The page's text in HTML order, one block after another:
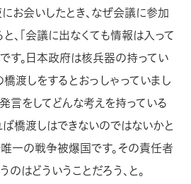
お会いしたとき、なぜ会議に参加
、「会議に出なくても情報は入って
です。日本政府は核兵器の持ってい
渡しをするとおっしゃっていまし
言をしてどんな考えを持っている
橋渡しはできないのではないかと
一の戦争被爆国です。その責任者
はどういうことだろう、と。